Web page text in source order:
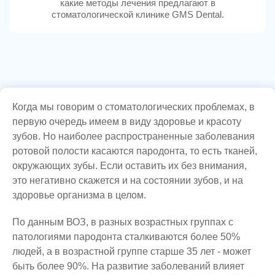
какие методы лечения предлагают в
стоматологической клинике GMS Dental.
Когда мы говорим о стоматологических проблемах, в
первую очередь имеем в виду здоровье и красоту
зубов. Но наиболее распространенные заболевания
ротовой полости касаются пародонта, то есть тканей,
окружающих зубы. Если оставить их без внимания,
это негативно скажется и на состоянии зубов, и на
здоровье организма в целом.
По данным ВОЗ, в разных возрастных группах с
патологиями пародонта сталкиваются более 50%
людей, а в возрастной группе старше 35 лет - может
быть более 90%. На развитие заболеваний влияет